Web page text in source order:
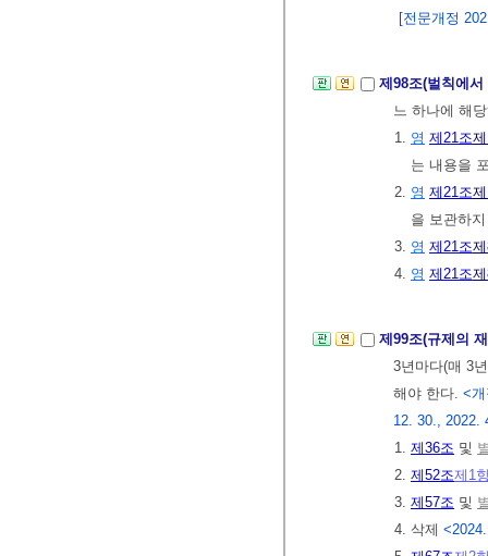
[전문개정
제98조(벌칙에
느 하나에 해
1. 영 제21조
는 내용을
2. 영 제21조
을 보관하
3. 영 제21조
4. 영 제21조
제99조(규제의
3년마다(매 3
해야 한다. <
12. 30., 2022.
1. 제36조 및
2. 제52조제1
3. 제57조 및
4. 삭제